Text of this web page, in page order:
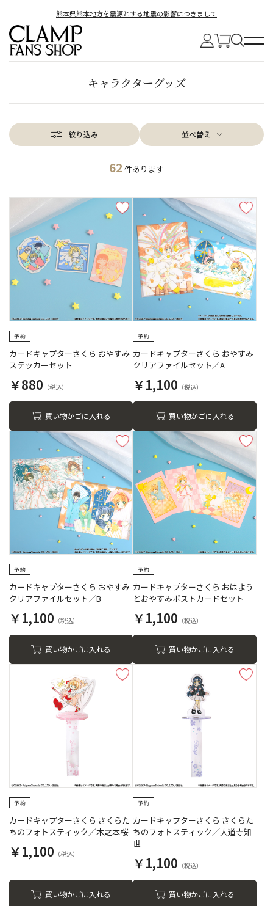
熊本県熊本地方を震源とする地震の影響につきまして
キャラクターグッズ
絞り込み 並べ替え
62 件あります
カードキャプターさくら おやすみ
ステッカーセット
￥880
買い物かごに入れる
カードキャプターさくら おやすみ
クリアファイルセット／A
￥1,100
買い物かごに入れる
カードキャプターさくら おやすみ
クリアファイルセット／B
￥1,100
買い物かごに入れる
カードキャプターさくら おはよう
とおやすみポストカードセット
￥1,100
買い物かごに入れる
カードキャプターさくら さくらた
ちのフォトスティック／木之本桜
￥1,100
買い物かごに入れる
カードキャプターさくら さくらた
ちのフォトスティック／大道寺知
世
￥1,100
買い物かごに入れる